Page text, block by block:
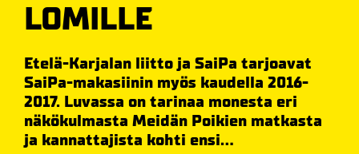
LOMILLE
Etelä-Karjalan liitto ja SaiPa tarjoavat
SaiPa-makasiinin myös kaudella 2016-
2017. Luvassa on tarinaa monesta eri
näkökulmasta Meidän Poikien matkasta
ja kannattajista kohti ensi...